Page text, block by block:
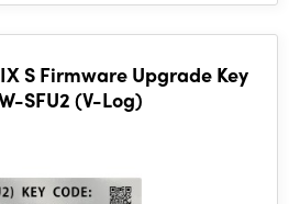
S Firmware Upgrade Key
SFU2 (V-Log)